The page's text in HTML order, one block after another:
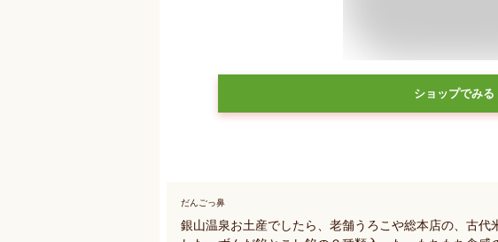
ショップでみる
だんごっ鼻
銀山温泉お土産でしたら、老舗うろこや総本店の、古代